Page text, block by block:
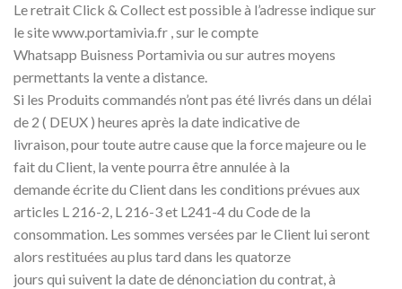
Le retrait Click & Collect est possible à l’adresse indique sur
le site www.portamivia.fr , sur le compte
Whatsapp Buisness Portamivia ou sur autres moyens
permettants la vente a distance.
Si les Produits commandés n’ont pas été livrés dans un délai
de 2 ( DEUX ) heures après la date indicative de
livraison, pour toute autre cause que la force majeure ou le
fait du Client, la vente pourra être annulée à la
demande écrite du Client dans les conditions prévues aux
articles L 216-2, L 216-3 et L241-4 du Code de la
consommation. Les sommes versées par le Client lui seront
alors restituées au plus tard dans les quatorze
jours qui suivent la date de dénonciation du contrat, à